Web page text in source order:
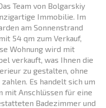
Team von Bolgarskiy
Immobilie. Im
am Sonnenstrand
54 qm zum Verkauf,
Wohnung wird mit
verkauft, was Ihnen die
zu gestalten, ohne
Es handelt sich um
mit Anschlüssen für eine
Badezimmer und